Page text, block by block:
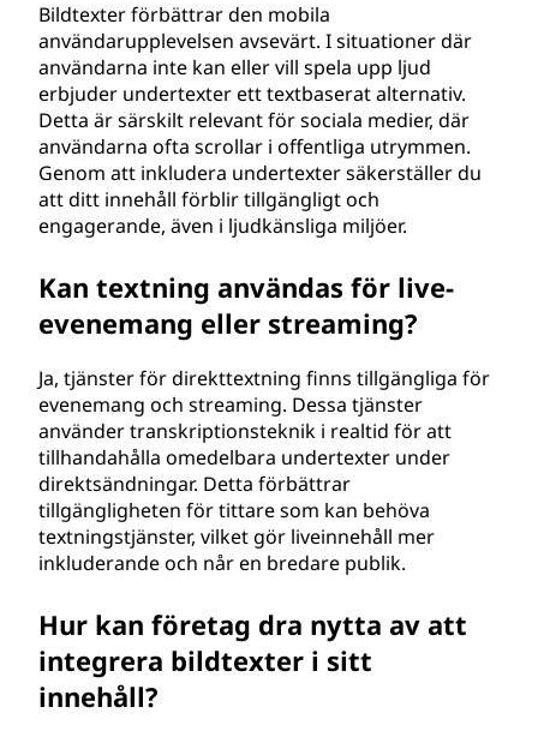
Bildtexter förbättrar den mobila
användarupplevelsen avsevärt. I situationer där
användarna inte kan eller vill spela upp ljud
erbjuder undertexter ett textbaserat alternativ.
Detta är särskilt relevant för sociala medier, där
användarna ofta scrollar i offentliga utrymmen.
Genom att inkludera undertexter säkerställer du
att ditt innehåll förblir tillgängligt och
engagerande, även i ljudkänsliga miljöer.
Kan textning användas för live-
evenemang eller streaming?
Ja, tjänster för direkttextning finns tillgängliga för
evenemang och streaming. Dessa tjänster
använder transkriptionsteknik i realtid för att
tillhandahålla omedelbara undertexter under
direktsändningar. Detta förbättrar
tillgängligheten för tittare som kan behöva
textningstjänster, vilket gör liveinnehåll mer
inkluderande och når en bredare publik.
Hur kan företag dra nytta av att
integrera bildtexter i sitt
innehåll?